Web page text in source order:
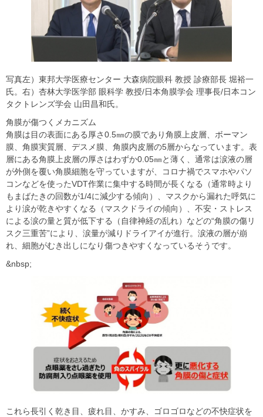
写真左）東邦大学医療センター 大森病院眼科 教授 診療部長 堀裕一
氏。右）杏林大学医学部 眼科学 教授/日本角膜学会 理事長/日本コン
タクトレンズ学会 山田昌和氏。
角膜が傷つくメカニズム
角膜は目の表面にある厚さ0.5㎜の膜であり角膜上皮層、ボーマン
膜、角膜実質層、デスメ膜、角膜内皮層の5層からなっています。表
層にある角膜上皮層の厚さはわずか0.05㎜と薄く、通常は涙液の層
が外側を覆い角膜細胞を守っていますが、コロナ禍でスマホやパソ
コンなどを使ったVDT作業に集中する時間が長くなる（通常時より
もまばたきの回数が1/4に減少する傾向）、マスクから漏れた呼気に
より涙が乾きやすくなる（マスクドライの傾向）、不安・ストレス
による涙の量と質が低下する（自律神経の乱れ）などの“角膜の傷リ
スク三重苦”により、涙量が減りドライアイが進行。涙液の層が崩
れ、細胞がむき出しになり傷つきやすくなっているそうです。
&nbsp;
これら長引く乾き目、疲れ目、かすみ、ゴロゴロなどの不快症状を